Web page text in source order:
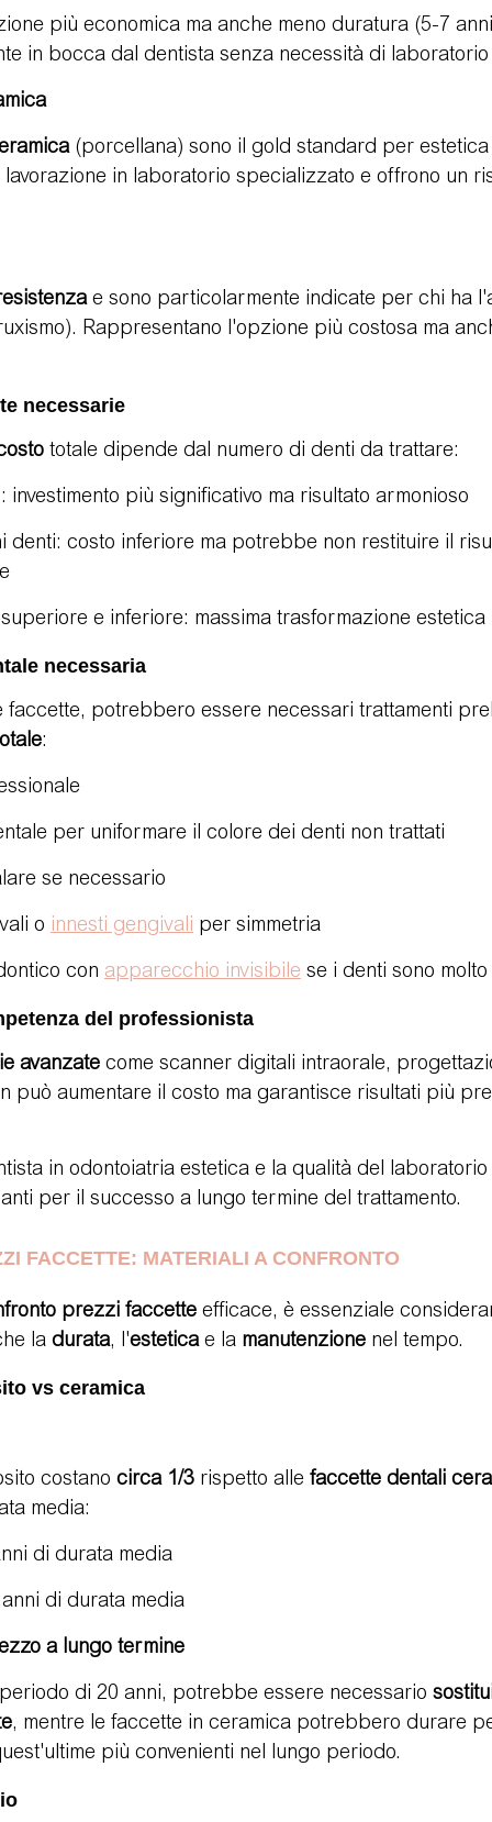
più economica ma anche meno duratura (5-7
in bocca dal dentista senza necessità di
(porcellana) sono il gold standard per
lavorazione in laboratorio specializzato e offrono un
e sono particolarmente indicate per chi ha
Rappresentano l'opzione più costosa ma
necessarie
totale dipende dal numero di denti da trattare:
investimento più significativo ma risultato armonioso
denti: costo inferiore ma potrebbe non restituire il
superiore e inferiore: massima trasformazione estetica
necessaria
faccette, potrebbero essere necessari trattamenti
:
per uniformare il colore dei denti non trattati
se necessario
o innesti gengivali per simmetria
con apparecchio invisibile se i denti sono
del professionista
avanzate come scanner digitali intraorale,
può aumentare il costo ma garantisce risultati più
in odontoiatria estetica e la qualità del
per il successo a lungo termine del trattamento.
FACCETTE: MATERIALI A CONFRONTO
prezzi faccette efficace, è essenziale
la durata, l'estetica e la manutenzione nel tempo.
vs ceramica
costano circa 1/3 rispetto alle faccette dentali
media:
di durata media
anni di durata media
a lungo termine
di 20 anni, potrebbe essere necessario
, mentre le faccette in ceramica potrebbero durare
più convenienti nel lungo periodo.